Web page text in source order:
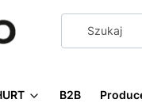
B2B